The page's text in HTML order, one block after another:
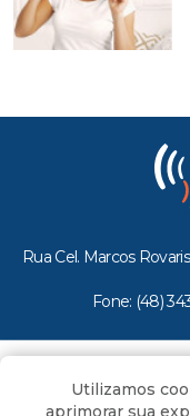
Rua Cel. Marcos
Fone: (48)
Todos os
Utilizamos
aprimorar sua